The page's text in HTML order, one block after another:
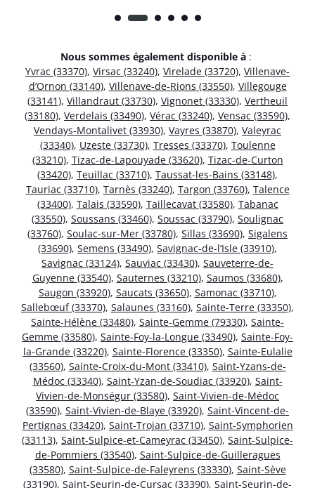
Nous sommes également disponible à :
Yvrac (33370), Virsac (33240), Virelade (33720), Villenave-
d’Ornon (33140), Villenave-de-Rions (33550), Villegouge
(33141), Villandraut (33730), Vignonet (33330), Vertheuil
(33180), Verdelais (33490), Vérac (33240), Vensac (33590),
Vendays-Montalivet (33930), Vayres (33870), Valeyrac
(33340), Uzeste (33730), Tresses (33370), Toulenne
(33210), Tizac-de-Lapouyade (33620), Tizac-de-Curton
(33420), Teuillac (33710), Taussat-les-Bains (33148),
Tauriac (33710), Tarnès (33240), Targon (33760), Talence
(33400), Talais (33590), Taillecavat (33580), Tabanac
(33550), Soussans (33460), Soussac (33790), Soulignac
(33760), Soulac-sur-Mer (33780), Sillas (33690), Sigalens
(33690), Semens (33490), Savignac-de-l’Isle (33910),
Savignac (33124), Sauviac (33430), Sauveterre-de-
Guyenne (33540), Sauternes (33210), Saumos (33680),
Saugon (33920), Saucats (33650), Samonac (33710),
Sallebœuf (33370), Salaunes (33160), Sainte-Terre (33350),
Sainte-Hélène (33480), Sainte-Gemme (79330), Sainte-
Gemme (33580), Sainte-Foy-la-Longue (33490), Sainte-Foy-
la-Grande (33220), Sainte-Florence (33350), Sainte-Eulalie
(33560), Sainte-Croix-du-Mont (33410), Saint-Yzans-de-
Médoc (33340), Saint-Yzan-de-Soudiac (33920), Saint-
Vivien-de-Monségur (33580), Saint-Vivien-de-Médoc
(33590), Saint-Vivien-de-Blaye (33920), Saint-Vincent-de-
Pertignas (33420), Saint-Trojan (33710), Saint-Symphorien
(33113), Saint-Sulpice-et-Cameyrac (33450), Saint-Sulpice-
de-Pommiers (33540), Saint-Sulpice-de-Guilleragues
(33580), Saint-Sulpice-de-Faleyrens (33330), Saint-Sève
(33190), Saint-Seurin-de-Cursac (33390), Saint-Seurin-de-